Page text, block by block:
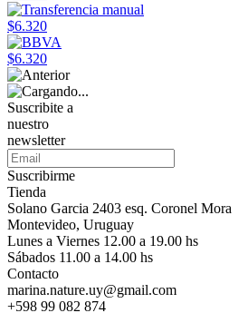
$6.320
$6.320
Suscribite a
nuestro
newsletter
Suscribirme
Tienda
Solano Garcia 2403 esq. Coronel Mora
Montevideo, Uruguay
Lunes a Viernes 12.00 a 19.00 hs
Sábados 11.00 a 14.00 hs
Contacto
marina.nature.uy@gmail.com
+598 99 082 874